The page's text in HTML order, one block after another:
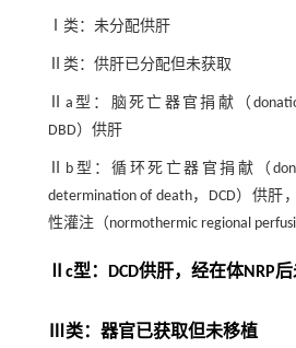
Ⅰ类：未分配供肝
Ⅱ类：供肝已分配但未获取
Ⅱa型：脑死亡器官捐献（
DBD）供肝
Ⅱb型：循环死亡器官捐献（
determination of death，DCD）供
性灌注（normothermic regional
Ⅱc型：DCD供肝，经在体NRP
Ⅲ类：器官已获取但未移植